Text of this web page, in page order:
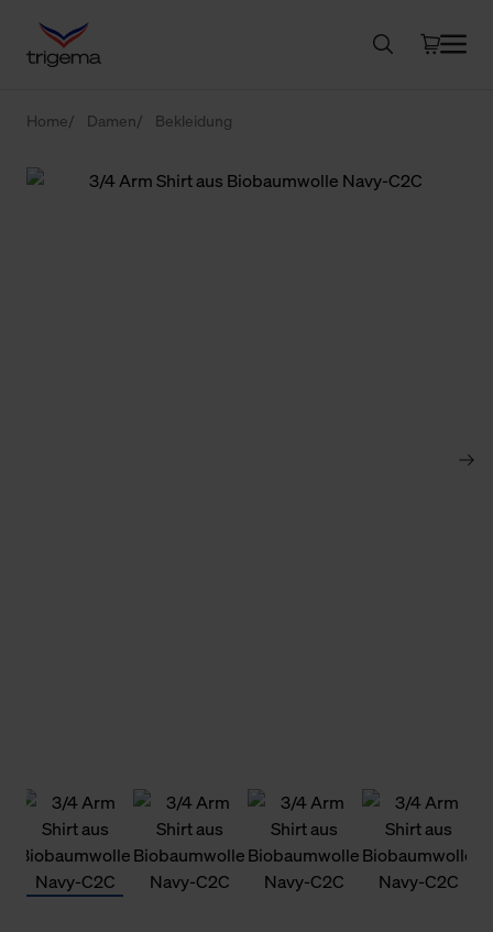
Home Damen Bekleidung